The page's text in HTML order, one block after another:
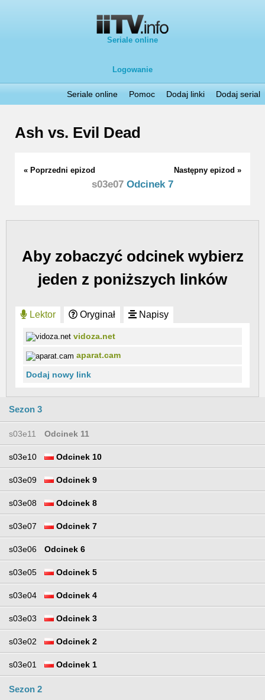
Seriale online
Logowanie
Seriale online Pomoc Dodaj linki Dodaj serial
Ash vs. Evil Dead
« Poprzedni epizod Następny epizod »
s03e07 Odcinek 7
Aby zobaczyć odcinek wybierz
jeden z poniższych linków
Lektor Oryginał Napisy
vidoza.net
aparat.cam
Dodaj nowy link
Sezon 3
s03e11 Odcinek 11
s03e10 Odcinek 10
s03e09 Odcinek 9
s03e08 Odcinek 8
s03e07 Odcinek 7
s03e06 Odcinek 6
s03e05 Odcinek 5
s03e04 Odcinek 4
s03e03 Odcinek 3
s03e02 Odcinek 2
s03e01 Odcinek 1
Sezon 2